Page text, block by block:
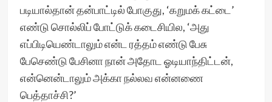
படியால்தான் தன்பாட்டில் போகுது, ‘கறுமக் கட்டை’
எண்டு சொல்லிப் போட்டுக் கடைசியில, ‘அது
எப்பிடியெண்டாலும் என்ட ரத்தம் எண்டு பேசு
பேசெண்டு பேசினா நான் அதோட ஓடியாந்திட்டன்,
என்னென்டாலும் அக்கா நல்லவ என்னணை
பெத்தாச்சி?’